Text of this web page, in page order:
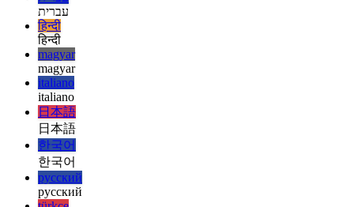
français
français
עברית
עברית
हिन्दी
हिन्दी
magyar
magyar
italiano
italiano
日本語
日本語
한국어
한국어